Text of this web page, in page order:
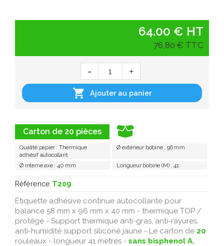
Carton de 20 pièces
Qualité papier : Thermique
adhésif autocollant
Ø extérieur bobine : 96 mm
Ø interne axe : 40 mm Longueur bobine (M) : 41
Référence T209
Étiquette adhésive continue autocollante pour
balance 58 mm x 96 mm x 40 mm - thermique TOP /
protégé - Support thermique anti-gras, anti-rayures,
anti-humidité support siliconé jaune - Le carton de 20
rouleaux - longueur 41 mètres - sans bisphenol A.
64.00 € HT
76,80 € TTC
 Ajouter au panier